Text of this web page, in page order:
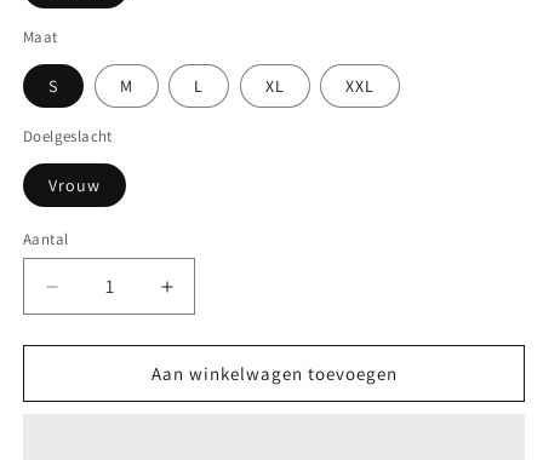
Maat
S M L XL XXL
Doelgeslacht
Vrouw
Aantal
Aantal
verlagen
voor
moet
Aantal
verhogen
voor
Daar
moet
Aan winkelwagen toevoegen